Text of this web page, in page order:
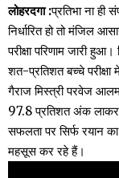
लोहरदगा :प्रतिभा ना ही
निर्धारित हो तो मंजिल
परीक्षा परिणाम जारी
शत-प्रतिशत बच्चे
गैराज मिस्त्री परवेज
97.8 प्रतिशत अंक लाकर
सफलता पर सिर्फ रयान
महसूस कर रहे हैं।